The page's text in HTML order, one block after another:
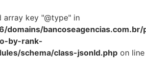
array key "@type" in
domains/
by-rank-
schema/class-jsonld.php on line